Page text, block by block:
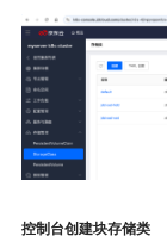
控制台创建块存储类